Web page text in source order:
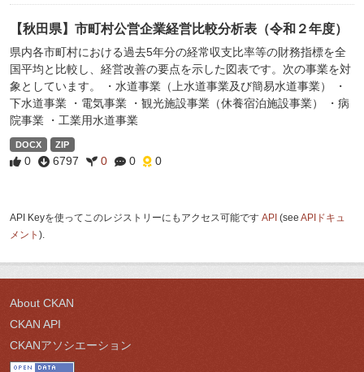
【秋田県】市町村公営企業経営比較分析表（令和２年度）
県内各市町村における過去5年分の経常収支比率等の財務指標を全
国平均と比較し、経営改善の要点を示した図表です。次の事業を対
象としています。 ・水道事業（上水道事業及び簡易水道事業） ・
下水道事業 ・電気事業 ・観光施設事業（休養宿泊施設事業） ・病
院事業 ・工業用水道事業
DOCX ZIP
0 6797 0 0 0
API Keyを使ってこのレジストリーにもアクセス可能です API (see APIドキュ
メント ).
About CKAN
CKAN API
CKANアソシエーション